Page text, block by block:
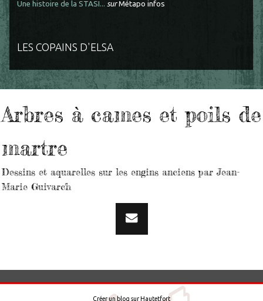
Une histoire de la STASI... surMétapo infos
LES COPAINS D'ELSA
Arbres à cames et poils de
martre
Dessins et aquarelles sur les engins anciens par Jean-
Marie Guivarc'h
Créer un blog surHautetfort